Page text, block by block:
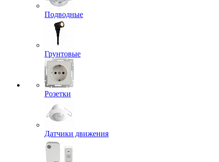
Подводные
Грунтовые
Розетки
Датчики движения